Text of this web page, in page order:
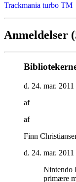
Trackmania turbo TM
Anmeldelser
d. 24. mar. 2011
af
af
Finn
d. 24. mar. 2011
Nintendo
primære